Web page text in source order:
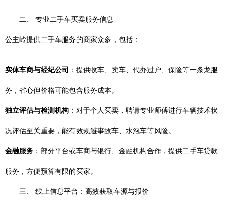
二、 专业二手车买卖服务信息
公主岭提供二手车服务的商家众多，包括：
实体车商与经纪公司 ：提供收车、卖车、代办过户、保险等一条龙服
务，省心但价格可能包含服务成本。
独立评估与检测机构 ：对于个人买卖，聘请专业师傅进行车辆技术状
况评估至关重要，能有效规避事故车、水泡车等风险。
金融服务 ：部分平台或车商与银行、金融机构合作，提供二手车贷款
服务，方便预算有限的买家。
三、 线上信息平台：高效获取车源与报价